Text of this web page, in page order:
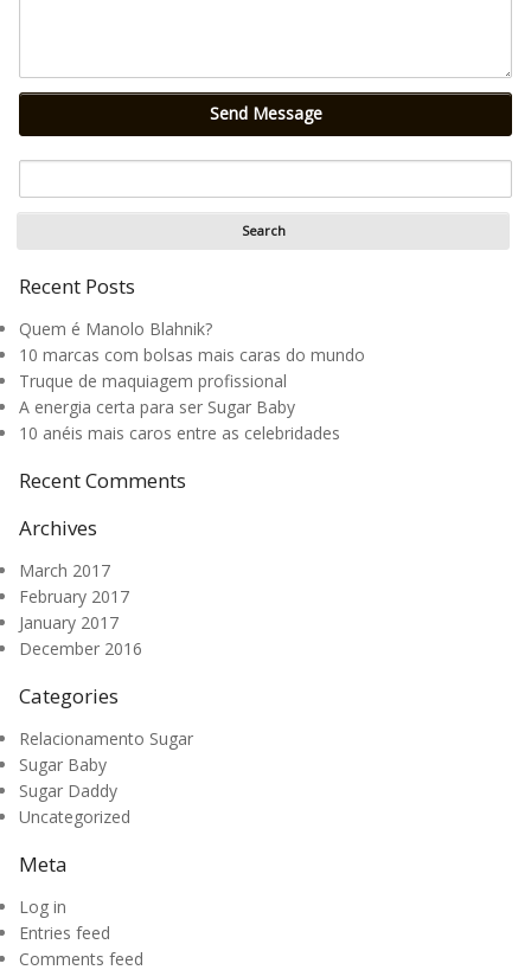
Send Message
Recent Posts
Quem é Manolo Blahnik?
10 marcas com bolsas mais caras do mundo
Truque de maquiagem profissional
A energia certa para ser Sugar Baby
10 anéis mais caros entre as celebridades
Recent Comments
Archives
March 2017
February 2017
January 2017
December 2016
Categories
Relacionamento Sugar
Sugar Baby
Sugar Daddy
Uncategorized
Meta
Log in
Entries feed
Comments feed